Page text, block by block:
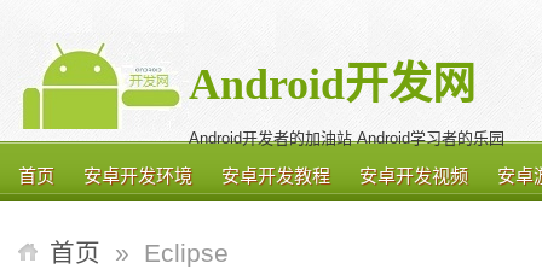
Android开发网
Android开发者的加油站 Android学习者的乐园
首页 安卓开发环境 安卓开发教程 安卓开发视频 安卓
首页 » Eclipse